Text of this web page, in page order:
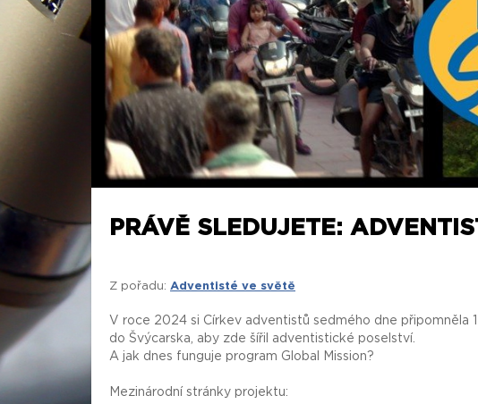
PRÁVĚ SLEDUJETE:
Z pořadu: Adventisté ve světě
V roce 2024 si Církev adventistů sedmého dne připomněla
do Švýcarska, aby zde šířil adventistické poselství.
A jak dnes funguje program Global Mission?
Mezinárodní stránky projektu: